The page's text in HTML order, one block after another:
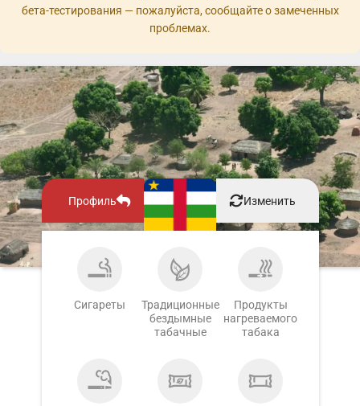
бета-тестирования — пожалуйста, сообщайте о замеченных
проблемах.
Профиль Изменить
Сигареты
Традиционные
бездымные
табачные
Продукты
нагреваемого
табака